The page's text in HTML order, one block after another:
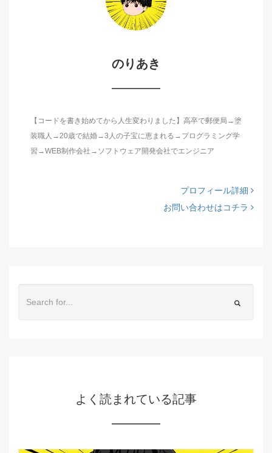
のりあき
【コードを書き始めてから人生変わりました】高卒で郵便局→塗
装職人→20歳で結婚→3人の子宝に恵まれる→プログラミング学
習→WEB制作会社→ソフトウェア開発会社でエンジニア
プロフィール詳細
お問い合わせはコチラ
よく読まれている記事